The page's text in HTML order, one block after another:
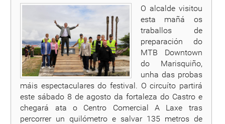
O alcalde visitou
esta mañá os
traballos de
preparación do
MTB Downtown
do Marisquiño,
unha das probas
máis espectaculares do festival. O circuíto partirá
este sábado 8 de agosto da fortaleza do Castro e
chegará ata o Centro Comercial A Laxe tras
percorrer un quilómetro e salvar 135 metros de